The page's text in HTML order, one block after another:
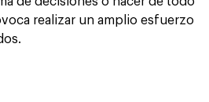
realizar un amplio esfuerzo